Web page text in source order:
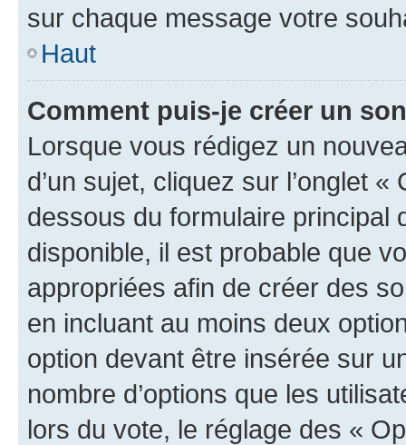
sur chaque message votre
Haut
Comment puis-je créer un
Lorsque vous rédigez un
d’un sujet, cliquez sur l’onglet
dessous du formulaire principal
disponible, il est probable que
appropriées afin de créer des
en incluant au moins deux
option devant être insérée sur
nombre d’options que les
lors du vote, le réglage des «